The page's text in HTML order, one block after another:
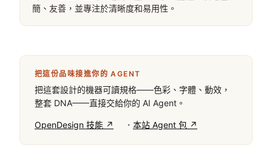
簡、友善，並專注於清晰度和易用性。
把這份品味接進你的 AGENT
把這套設計的機器可讀規格——色彩、字體、動效，
整套 DNA——直接交給你的 AI Agent。
OpenDesign 技能 ↗ · 本站 Agent 包 ↗